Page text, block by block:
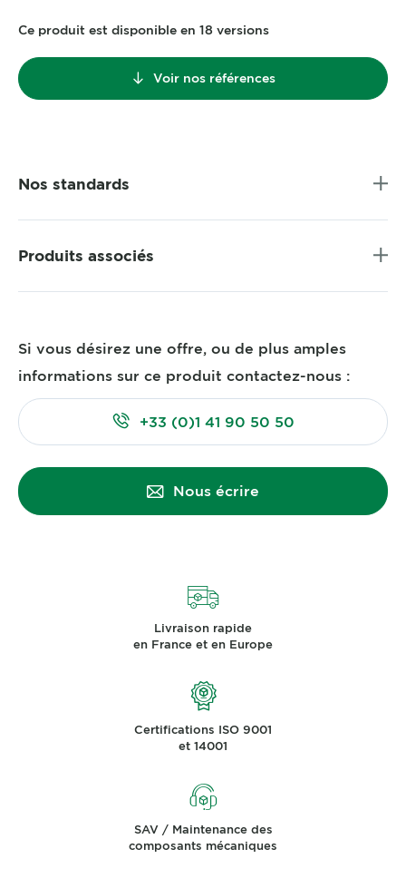
Ce produit est disponible en 18 versions
Voir nos références
Nos standards
Produits associés
Si vous désirez une offre, ou de plus amples
informations sur ce produit contactez-nous :
+33 (0)1 41 90 50 50
Nous écrire
Livraison rapide
en France et en Europe
Certifications ISO 9001
et 14001
SAV / Maintenance des
composants mécaniques